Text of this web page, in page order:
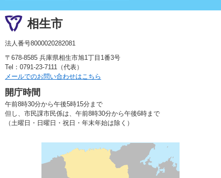
相生市
法人番号8000020282081
〒678-8585 兵庫県相生市旭1丁目1番3号
Tel：0791-23-7111（代表）
メールでのお問い合わせはこちら
開庁時間
午前8時30分から午後5時15分まで
但し、市民課市民係は、午前8時30分から午後6時まで
（土曜日・日曜日・祝日・年末年始は除く）